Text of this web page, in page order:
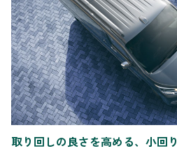
取り回しの良さを高める、小回り